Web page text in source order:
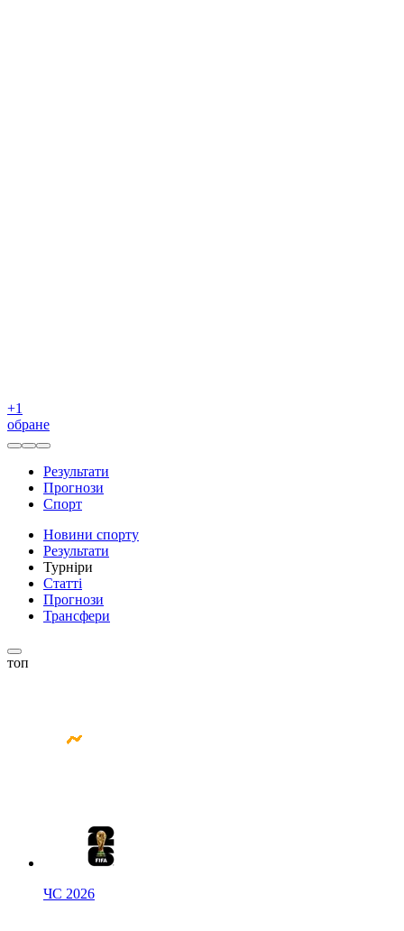
+1
обране
Результати
Прогнози
Спорт
Новини спорту
Результати
Турніри
Статті
Прогнози
Трансфери
топ
ЧС 2026